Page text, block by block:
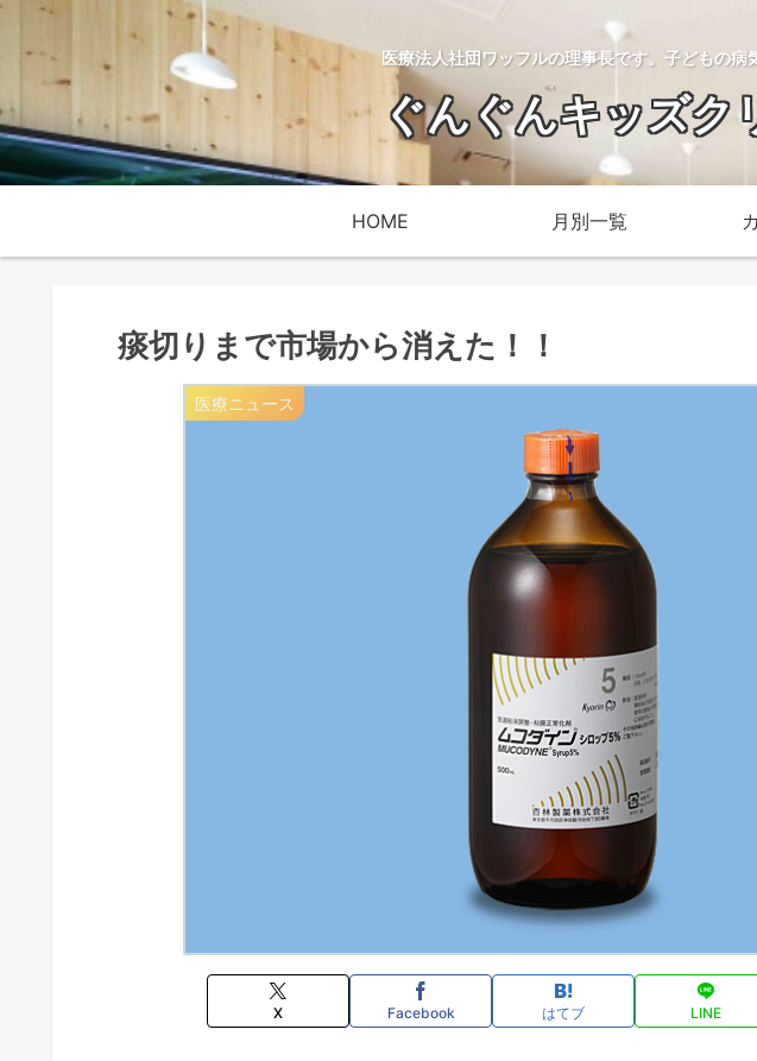
医療法人社団ワッフルの理事長です。子どもの病
ぐんぐんキッズク
HOME 月別一覧
痰切りまで市場から消えた！！
医療ニュース
X Facebook はてブ LINE